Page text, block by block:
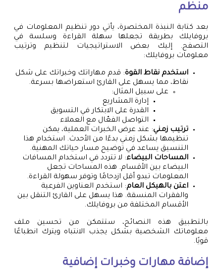
منظم
بعد كتابة النبذة المختصرة، يأتي دور تنظيم المعلومات في
بروفايلك بطريقة تجعلها سهلة القراءة وسلسة في
التصفح. إليك بعض الاستراتيجيات لتنظيم وترتيب
معلومات بروفايلك:
استخدم نقاط القوة: قدم مهاراتك وخبراتك على شكل
نقاط، مما يسهل على القارئ استعراضها بسرعة.
على سبيل المثال:
إدارة المشاريع
القدرة على الابتكار في التسويق
التواصل الفعّال مع العملاء
ترتيب زمني: عند عرض الخبرات العملية، يمكن
تنظيمها بشكل زمني بدءًا من الأحدث. استخدام هذا
التنسيق يساعد في توضيح مسار حياتك المهنية.
المساحات البيضاء: لا تتردد في استخدام المسافات
البيضاء بين الأقسام. هذه المساحات تجعل
المعلومات تبدو أقل ازدحامًا وتوفر سهولة القراءة.
اعتن بالهيكل العام: استخدم العناوين الفرعية
والفقرات المنسقة. هذا يسهل على القارئ التنقل بين
الأقسام المختلفة من بروفايلك.
بالتطبيق هذه النصائح، ستتمكن من تحسين ملف
معلوماتك الشخصية بشكل يجذب الانتباه ويترك انطباعًا
قويًا.
إضافة مهارات وخبرات إضافية